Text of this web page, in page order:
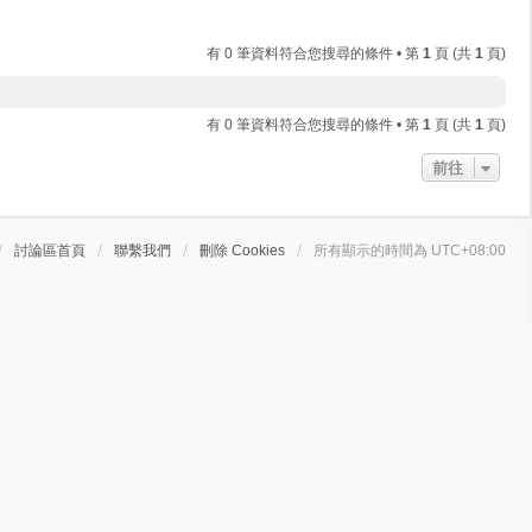
有 0 筆資料符合您搜尋的條件 • 第 1 頁 (共 1 頁)
有 0 筆資料符合您搜尋的條件 • 第 1 頁 (共 1 頁)
前往
討論區首頁 聯繫我們 刪除 Cookies 所有顯示的時間為 UTC+08:00